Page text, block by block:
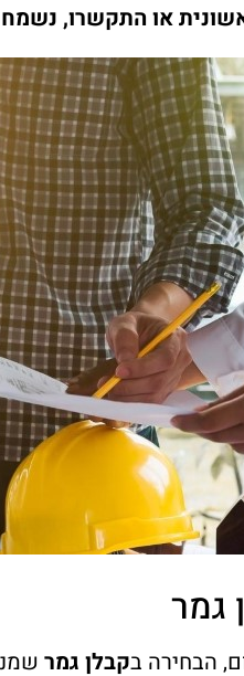
או התקשרו,
גמר
הבחירה בקבלן גמר